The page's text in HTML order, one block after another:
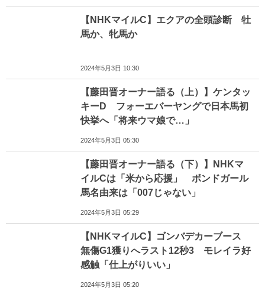
【NHKマイルC】エクアの全頭診断 牡
馬か、牝馬か
2024年5月3日 10:30
【藤田晋オーナー語る（上）】ケンタッ
キーD フォーエバーヤングで日本馬初
快挙へ「将来ウマ娘で…」
2024年5月3日 05:30
【藤田晋オーナー語る（下）】NHKマ
イルCは「米から応援」 ボンドガール
馬名由来は「007じゃない」
2024年5月3日 05:29
【NHKマイルC】ゴンバデカーブース
無傷G1獲りへラスト12秒3 モレイラ好
感触「仕上がりいい」
2024年5月3日 05:20